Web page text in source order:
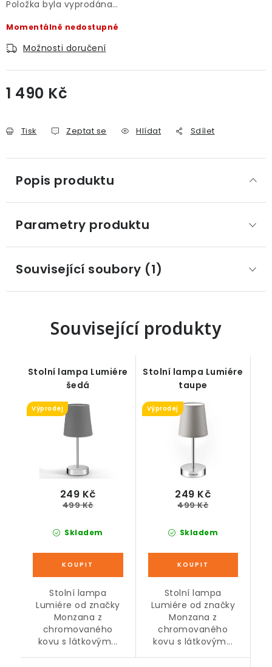
Položka byla vyprodána…
Momentálně nedostupné
Možnosti doručení
1 490 Kč
Tisk Zeptat se Hlídat Sdílet
Popis produktu
Parametry produktu
Související soubory (1)
Související produkty
Stolní lampa Lumiére
šedá
Výprodej
Skladem
249 Kč
499 Kč
Stolní lampa
Lumiére od značky
Monzana z
chromovaného
kovu s látkovým...
Stolní lampa Lumiére
taupe
Výprodej
Skladem
249 Kč
499 Kč
Stolní lampa
Lumiére od značky
Monzana z
chromovaného
kovu s látkovým...